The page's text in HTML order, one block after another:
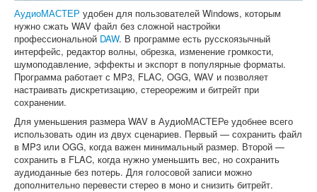
АудиоМАСТЕР удобен для пользователей Windows, которым
нужно сжать WAV файл без сложной настройки
профессиональной DAW. В программе есть русскоязычный
интерфейс, редактор волны, обрезка, изменение громкости,
шумоподавление, эффекты и экспорт в популярные форматы.
Программа работает с MP3, FLAC, OGG, WAV и позволяет
настраивать дискретизацию, стереорежим и битрейт при
сохранении.
Для уменьшения размера WAV в АудиоМАСТЕРе удобнее всего
использовать один из двух сценариев. Первый — сохранить файл
в MP3 или OGG, когда важен минимальный размер. Второй —
сохранить в FLAC, когда нужно уменьшить вес, но сохранить
аудиоданные без потерь. Для голосовой записи можно
дополнительно перевести стерео в моно и снизить битрейт.